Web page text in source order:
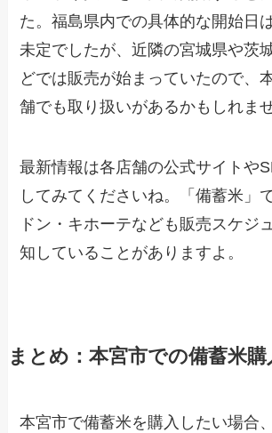
た。福島県内での具体的な開始日
未定でしたが、近隣の宮城県や茨
どでは販売が始まっていたので、
舗でも取り扱いがあるかもしれませ
最新情報は各店舗の公式サイトや
してみてくださいね。「備蓄米」
ドン・キホーテなども販売スケジ
知していることがありますよ。
まとめ：本宮市での備蓄米購
本宮市で備蓄米を購入したい場合